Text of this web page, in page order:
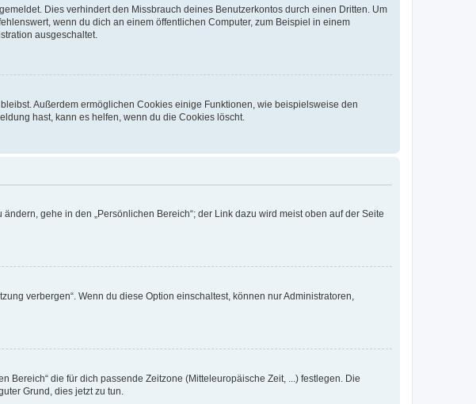
Dies verhindert den Missbrauch deines Benutzerkontos durch einen Dritten. Um
wenn du dich an einem öffentlichen Computer, zum Beispiel in einem
ausgeschaltet.
Außerdem ermöglichen Cookies einige Funktionen, wie beispielsweise den
hast, kann es helfen, wenn du die Cookies löscht.
gehe in den „Persönlichen Bereich“; der Link dazu wird meist oben auf der Seite
verbergen“. Wenn du diese Option einschaltest, können nur Administratoren,
die für dich passende Zeitzone (Mitteleuropäische Zeit, ...) festlegen. Die
Grund, dies jetzt zu tun.